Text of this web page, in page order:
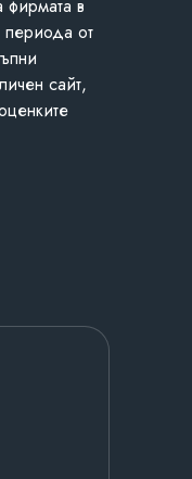
фирмата в
периода от
сайт,